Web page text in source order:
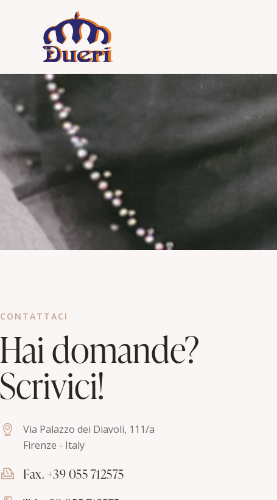
CONTATTACI
Hai domande?
Scrivici!
Via Palazzo dei Diavoli, 111/a
Firenze - Italy
Fax. +39 055 712575